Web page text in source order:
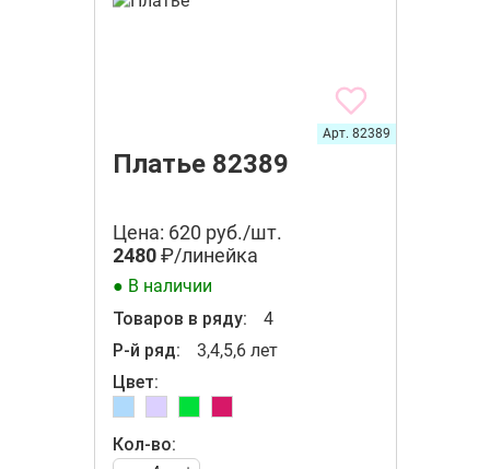
Платье 82389
Арт. 82389
Цена: 620 руб./шт.
2480₽/линейка
● В наличии
Товаров в ряду:
4
Р-й ряд:
3,4,5,6 лет
Цвет:
Кол-во: